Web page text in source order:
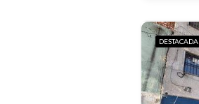
DESTACADA